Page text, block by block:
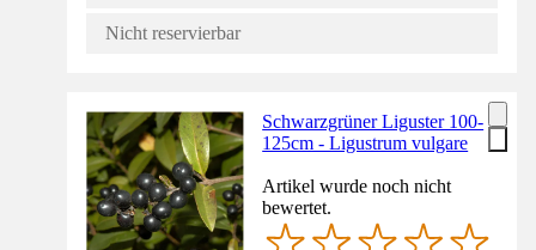
Nicht reservierbar
Schwarzgrüner Liguster 100-
125cm - Ligustrum vulgare
Artikel wurde noch nicht
bewertet.